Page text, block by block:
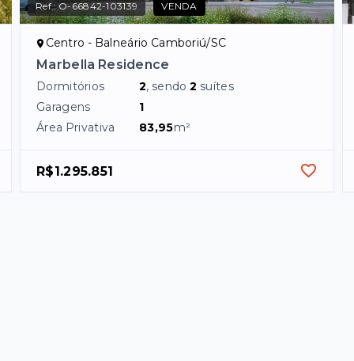
Ref.:O-66842-103139 VENDA
Centro - Balneário Camboriú/SC
Marbella Residence
Dormitórios 2, sendo2 suítes
Garagens
1
Área Privativa
83,95m²
R$1.295.851